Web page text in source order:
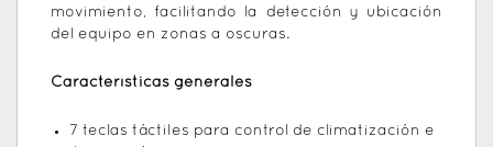
movimiento, facilitando la detección y ubicación
del equipo en zonas a oscuras.
Características generales
7 teclas táctiles para control de climatización e